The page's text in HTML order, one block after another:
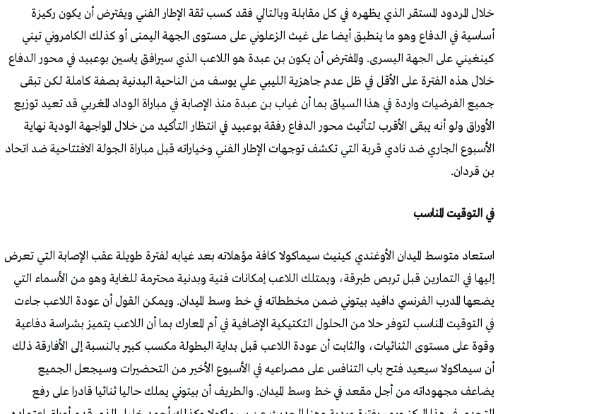
خلال المردود المستقر الذي يظهره في كل مقابلة وبالتالي فقد كسب ثقة الإطار الفني ويفترض أن يكون ركيزة
أساسية في الدفاع وهو ما ينطبق أيضا على غيث الزعلوني على مستوى الجهة اليمنى أو كذلك الكامروني تيني
كينغيني على الجهة اليسرى. والمفترض أن يكون بن عبدة هو اللاعب الذي سيرافق ياسين بوعبيد في محور الدفاع
خلال هذه الفترة على الأقل في ظل عدم جاهزية الليبي علي يوسف من الناحية البدنية بصفة كاملة لكن تبقى
جميع الفرضيات واردة في هذا السياق بما أن غياب بن عبدة منذ الإصابة في مباراة الوداد المغربي قد تعيد توزيع
الأوراق ولو أنه يبقى الأقرب لتأثيث محور الدفاع رفقة بوعبيد في انتظار التأكيد من خلال المواجهة الودية نهاية
الأسبوع الجاري ضد نادي قربة التي تكشف توجهات الإطار الفني وخياراته قبل مباراة الجولة الافتتاحية ضد اتحاد
بن قردان.
في التوقيت المناسب
استعاد متوسط الميدان الأوغندي كينيث سيماكولا كافة مؤهلاته بعد غيابه لفترة طويلة عقب الإصابة التي تعرض
إليها في التمارين قبل تربص طبرقة، ويمتلك اللاعب إمكانات فنية وبدنية محترمة للغاية وهو من الأسماء التي
يضعها المدرب الفرنسي دافيد بيتوني ضمن مخططاته في خط وسط الميدان. ويمكن القول أن عودة اللاعب جاءت
في التوقيت المناسب لتوفر حلا من الحلول التكتيكية الإضافية في أم المعارك بما أن اللاعب يتميز بشراسة دفاعية
وقوة على مستوى الثنائيات، والثابت أن عودة اللاعب قبل بداية البطولة مكسب كبير بالنسبة إلى الأفارقة ذلك
أن سيماكولا سيعيد فتح باب التنافس على مصراعيه في الأسبوع الأخير من التحضيرات وسيجعل الجميع
يضاعف مجهوداته من أجل مقعد في خط وسط الميدان. والطريف أن بيتوني يملك حاليا ثنائيا قادرا على رفع